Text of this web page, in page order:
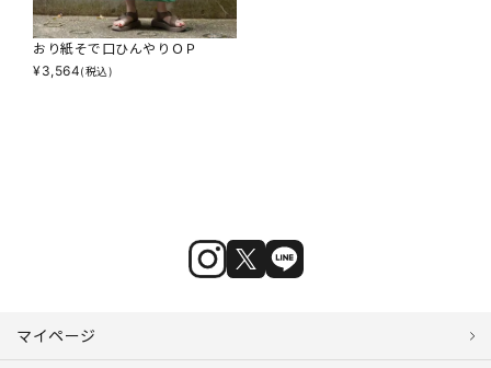
おり紙そで口ひんやりＯＰ
¥3,564(税込)
マイページ